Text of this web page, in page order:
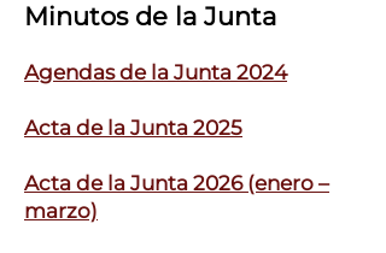
Minutos de la Junta
Agendas de la Junta 2024
Acta de la Junta 2025
Acta de la Junta 2026 (enero –
marzo)